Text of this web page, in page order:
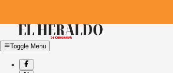
Toggle Menu